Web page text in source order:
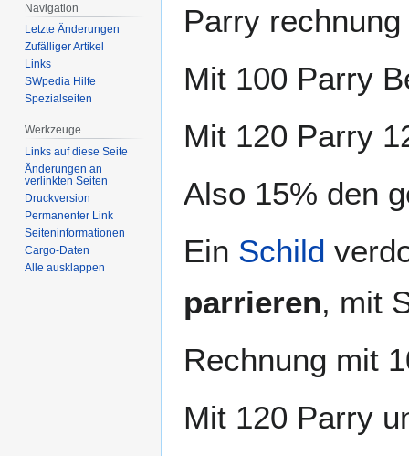
Parry
Mit 100 Parry
Mit 120 Parry
Also 15% den
Ein Schild
parrieren, mit
Rechnung mit
Mit 120 Parry
Navigation
Letzte Änderungen
Zufälliger Artikel
Links
SWpedia Hilfe
Spezialseiten
Werkzeuge
Links auf diese Seite
Änderungen an
verlinkten Seiten
Druckversion
Permanenter Link
Seiten­­informationen
Cargo-Daten
Alle ausklappen